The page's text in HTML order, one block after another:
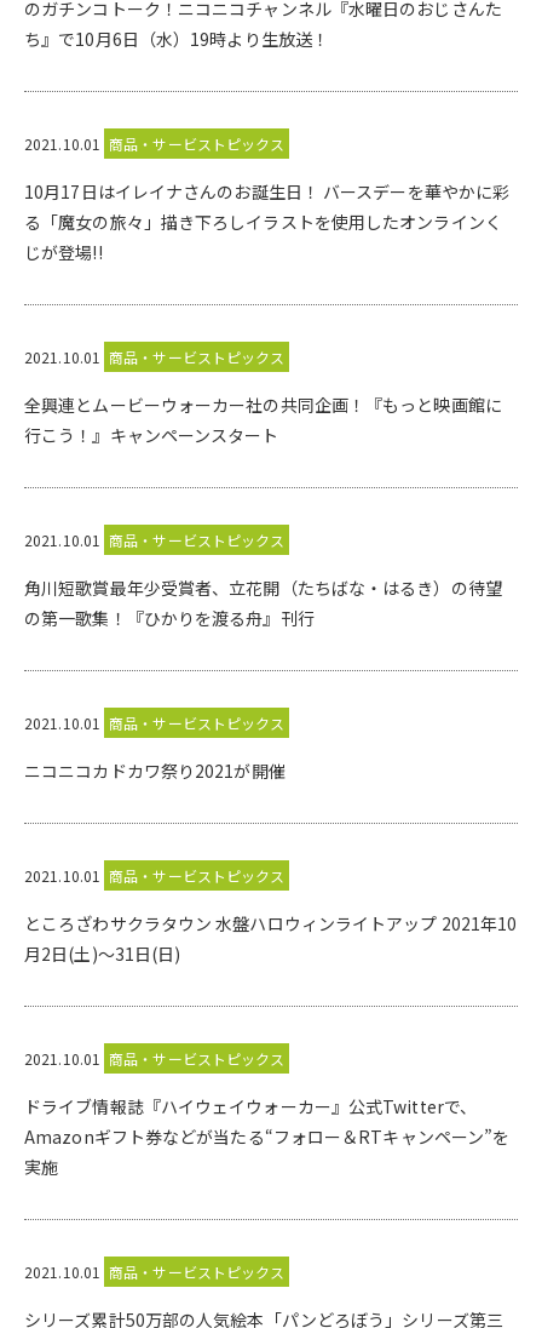
のガチンコトーク！ニコニコチャンネル『水曜日のおじさんた
ち』で10月6日（水）19時より生放送！
2021.10.01 商品・サービストピックス
10月17日はイレイナさんのお誕生日！ バースデーを華やかに彩
る「魔女の旅々」描き下ろしイラストを使用したオンラインく
じが登場!!
2021.10.01 商品・サービストピックス
全興連とムービーウォーカー社の共同企画！『もっと映画館に
行こう！』キャンペーンスタート
2021.10.01 商品・サービストピックス
角川短歌賞最年少受賞者、立花開（たちばな・はるき）の待望
の第一歌集！『ひかりを渡る舟』刊行
2021.10.01 商品・サービストピックス
ニコニコカドカワ祭り2021が開催
2021.10.01 商品・サービストピックス
ところざわサクラタウン 水盤ハロウィンライトアップ 2021年10
月2日(土)～31日(日)
2021.10.01 商品・サービストピックス
ドライブ情報誌『ハイウェイウォーカー』公式Twitterで、
Amazonギフト券などが当たる“フォロー＆RTキャンペーン”を
実施
2021.10.01 商品・サービストピックス
シリーズ累計50万部の人気絵本「パンどろぼう」シリーズ第三